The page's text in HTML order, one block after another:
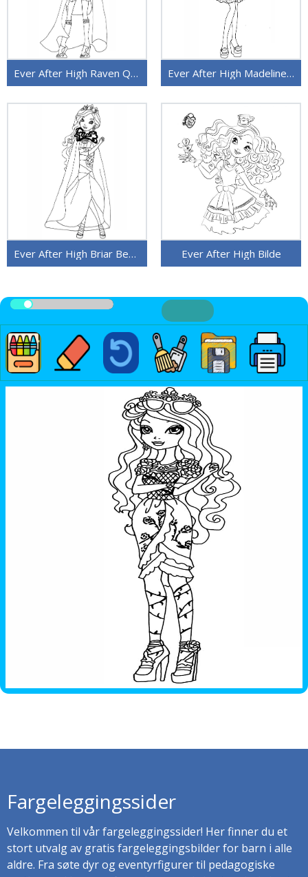
Ever After High Raven Queen Ever After High Madeline Hatter
Ever After High Briar Beauty Ever After High Bilde
Fargeleggingssider
Velkommen til vår fargeleggingssider! Her finner du et
stort utvalg av gratis fargeleggingsbilder for barn i alle
aldre. Fra søte dyr og eventyrfigurer til pedagogiske